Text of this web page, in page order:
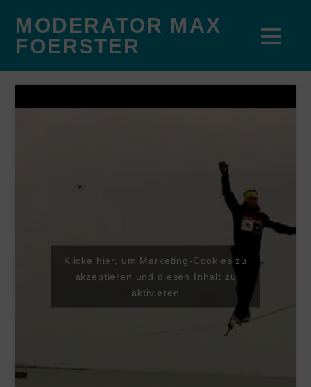
MODERATOR MAX
FOERSTER
Klicke hier, um Marketing-Cookies zu
akzeptieren und diesen Inhalt zu
aktivieren